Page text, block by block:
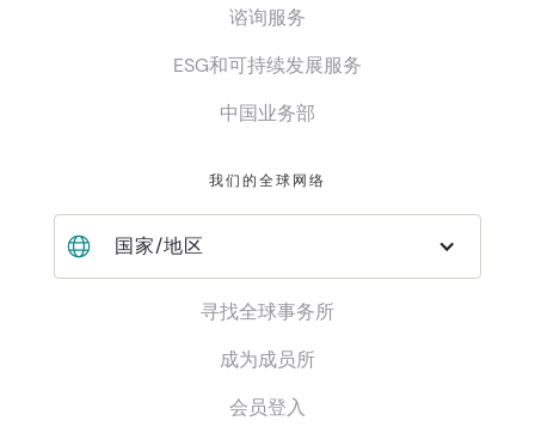
谘询服务
ESG和可持续发展服务
中国业务部
我们的全球网络
国家/地区
寻找全球事务所
成为成员所
会员登入